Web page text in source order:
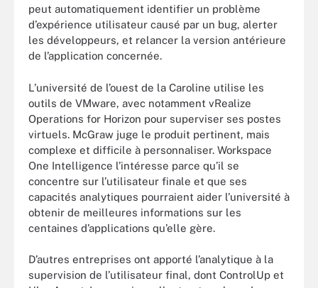
peut automatiquement identifier un problème
d’expérience utilisateur causé par un bug, alerter
les développeurs, et relancer la version antérieure
de l’application concernée.
L’université de l’ouest de la Caroline utilise les
outils de VMware, avec notamment vRealize
Operations for Horizon pour superviser ses postes
virtuels. McGraw juge le produit pertinent, mais
complexe et difficile à personnaliser. Workspace
One Intelligence l’intéresse parce qu’il se
concentre sur l’utilisateur finale et que ses
capacités analytiques pourraient aider l’université à
obtenir de meilleures informations sur les
centaines d’applications qu’elle gère.
D’autres entreprises ont apporté l’analytique à la
supervision de l’utilisateur final, dont ControlUp et